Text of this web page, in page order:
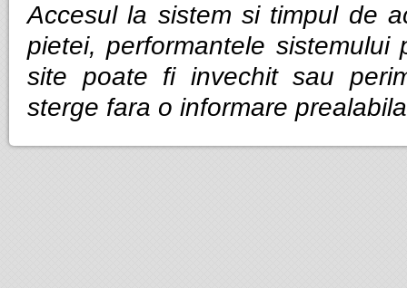
Accesul la sistem si timpul de
pietei, performantele
site poate fi invechit sau
sterge fara o informare